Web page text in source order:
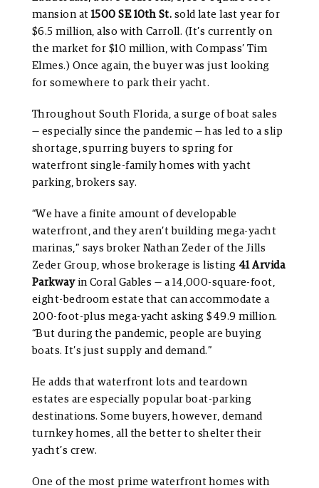
mansion at 1500 SE 10th St. sold late last year for
$6.5 million, also with Carroll. (It’s currently on
the market for $10 million, with Compass’ Tim
Elmes.) Once again, the buyer was just looking
for somewhere to park their yacht.
Throughout South Florida, a surge of boat sales
— especially since the pandemic — has led to a slip
shortage, spurring buyers to spring for
waterfront single-family homes with yacht
parking, brokers say.
“We have a finite amount of developable
waterfront, and they aren’t building mega-yacht
marinas,” says broker Nathan Zeder of the Jills
Zeder Group, whose brokerage is listing 41 Arvida
Parkwayin Coral Gables — a 14,000-square-foot,
eight-bedroom estate that can accommodate a
200-foot-plus mega-yacht asking $49.9 million.
“But during the pandemic, people are buying
boats. It’s just supply and demand.”
He adds that waterfront lots and teardown
estates are especially popular boat-parking
destinations. Some buyers, however, demand
turnkey homes, all the better to shelter their
yacht’s crew.
One of the most prime waterfront homes with